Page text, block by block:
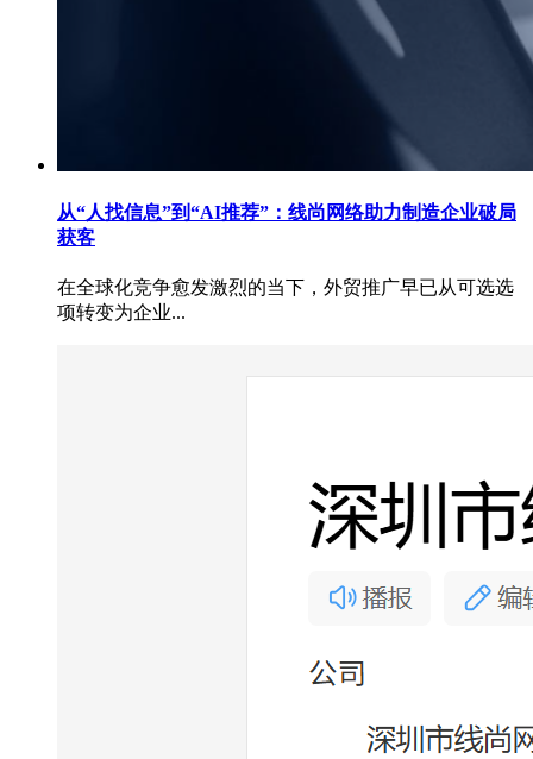
从“人找信息”到“AI推荐”：线尚网络助力制造企业破局
获客
在全球化竞争愈发激烈的当下，外贸推广早已从可选选
项转变为企业...